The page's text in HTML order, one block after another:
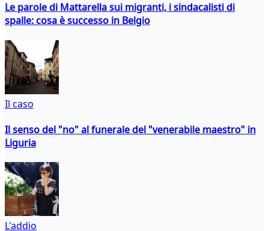
Le parole di Mattarella sui migranti, i sindacalisti di
spalle: cosa è successo in Belgio
Il caso
Il senso del "no" al funerale del "venerabile maestro" in
Liguria
L'addio